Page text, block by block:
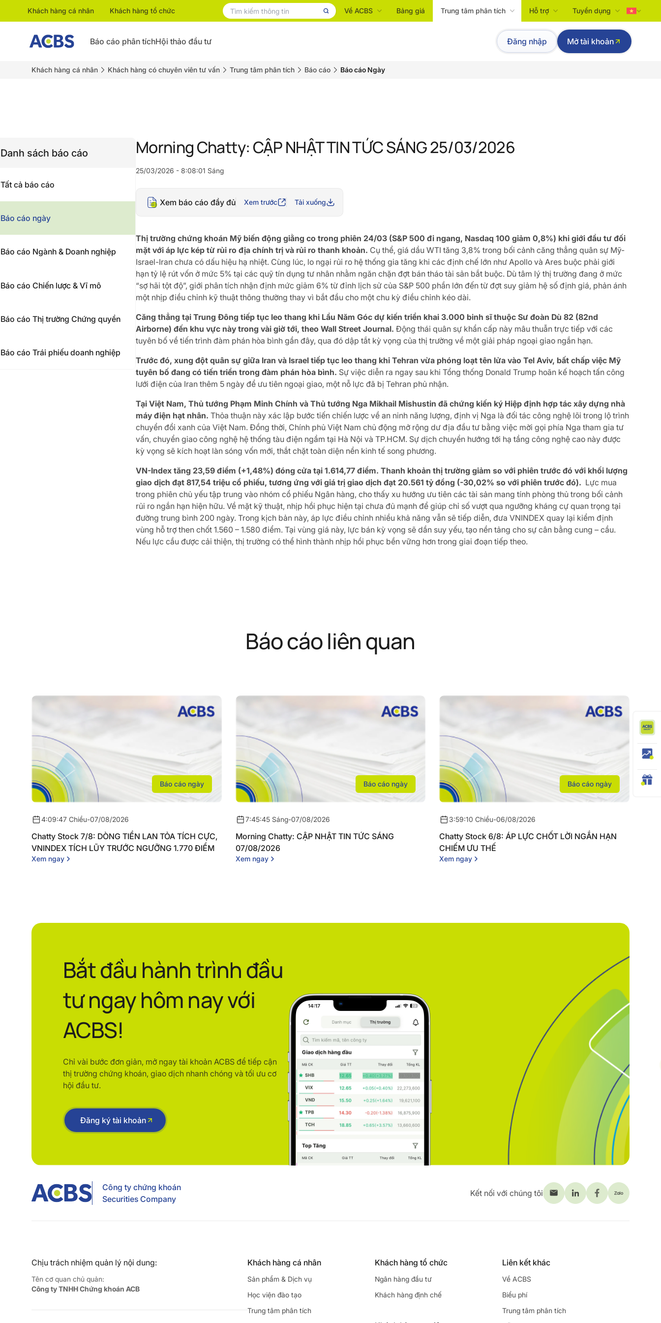
Khách hàng cá nhân Khách hàng tổ chức Về ACBS Bảng giá Trung tâm phân tích Hỗ trợ Tuyển dụng
Tiếng Việt
English
Báo cáo phân tíchHội thảo đầu tư Đăng nhập Mở tài khoản
Khách hàng cá nhân Khách hàng có chuyên viên tư vấn Trung tâm phân tích Báo cáo Báo cáo Ngày
Danh sách báo cáo
Tất cả báo cáo
Báo cáo ngày
Báo cáo Ngành & Doanh nghiệp
Báo cáo Chiến lược & Vĩ mô
Báo cáo Thị trường Chứng quyền
Báo cáo Trái phiếu doanh nghiệp
Morning Chatty: CẬP NHẬT TIN TỨC SÁNG 25/03/2026
25/03/2026 - 8:08:01 Sáng
Xem báo cáo đầy đủ Xem trước Tải xuống
Thị trường chứng khoán Mỹ biến động giằng co trong phiên 24/03 (S&P 500 đi ngang, Nasdaq 100 giảm 0,8%) khi giới đầu tư đối
mặt với áp lực kép từ rủi ro địa chính trị và rủi ro thanh khoản. Cụ thể, giá dầu WTI tăng 3,8% trong bối cảnh căng thẳng quân sự Mỹ-
Israel-Iran chưa có dấu hiệu hạ nhiệt. Cùng lúc, lo ngại rủi ro hệ thống gia tăng khi các định chế lớn như Apollo và Ares buộc phải giới
hạn tỷ lệ rút vốn ở mức 5% tại các quỹ tín dụng tư nhân nhằm ngăn chặn đợt bán tháo tài sản bắt buộc. Dù tâm lý thị trường đang ở mức
“sợ hãi tột độ”, giới phân tích nhận định mức giảm 6% từ đỉnh lịch sử của S&P 500 phần lớn đến từ đợt suy giảm hệ số định giá, phản ánh
một nhịp điều chỉnh kỹ thuật thông thường thay vì bắt đầu cho một chu kỳ điều chỉnh kéo dài.
Căng thẳng tại Trung Đông tiếp tục leo thang khi Lầu Năm Góc dự kiến triển khai 3.000 binh sĩ thuộc Sư đoàn Dù 82 (82nd
Airborne) đến khu vực này trong vài giờ tới, theo Wall Street Journal. Động thái quân sự khẩn cấp này mâu thuẫn trực tiếp với các
tuyên bố về tiến trình đàm phán hòa bình gần đây, qua đó dập tắt kỳ vọng của thị trường về một giải pháp ngoại giao ngắn hạn.
Trước đó, xung đột quân sự giữa Iran và Israel tiếp tục leo thang khi Tehran vừa phóng loạt tên lửa vào Tel Aviv, bất chấp việc Mỹ
tuyên bố đang có tiến triển trong đàm phán hòa bình. Sự việc diễn ra ngay sau khi Tổng thống Donald Trump hoãn kế hoạch tấn công
lưới điện của Iran thêm 5 ngày để ưu tiên ngoại giao, một nỗ lực đã bị Tehran phủ nhận.
Tại Việt Nam, Thủ tướng Phạm Minh Chính và Thủ tướng Nga Mikhail Mishustin đã chứng kiến ký Hiệp định hợp tác xây dựng nhà
máy điện hạt nhân. Thỏa thuận này xác lập bước tiến chiến lược về an ninh năng lượng, định vị Nga là đối tác công nghệ lõi trong lộ trình
chuyển đổi xanh của Việt Nam. Đồng thời, Chính phủ Việt Nam chủ động mở rộng dư địa đầu tư bằng việc mời gọi phía Nga tham gia tư
vấn, chuyển giao công nghệ hệ thống tàu điện ngầm tại Hà Nội và TP.HCM. Sự dịch chuyển hướng tới hạ tầng công nghệ cao này được
kỳ vọng sẽ kích hoạt làn sóng vốn mới, thắt chặt toàn diện nền kinh tế song phương.
VN-Index tăng 23,59 điểm (+1,48%) đóng cửa tại 1.614,77 điểm. Thanh khoản thị trường giảm so với phiên trước đó với khối lượng
giao dịch đạt 817,54 triệu cổ phiếu, tương ứng với giá trị giao dịch đạt 20.561 tỷ đồng (-30,02% so với phiên trước đó). Lực mua
trong phiên chủ yếu tập trung vào nhóm cổ phiếu Ngân hàng, cho thấy xu hướng ưu tiên các tài sản mang tính phòng thủ trong bối cảnh
rủi ro ngắn hạn hiện hữu. Về mặt kỹ thuật, nhịp hồi phục hiện tại chưa đủ mạnh để giúp chỉ số vượt qua ngưỡng kháng cự quan trọng tại
đường trung bình 200 ngày. Trong kịch bản này, áp lực điều chỉnh nhiều khả năng vẫn sẽ tiếp diễn, đưa VNINDEX quay lại kiểm định
vùng hỗ trợ then chốt 1.560 – 1.580 điểm. Tại vùng giá này, lực bán kỳ vọng sẽ dần suy yếu, tạo nền tảng cho sự cân bằng cung – cầu.
Nếu lực cầu được cải thiện, thị trường có thể hình thành nhịp hồi phục bền vững hơn trong giai đoạn tiếp theo.
Báo cáo liên quan
Báo cáo ngày
4:09:47 Chiều-07/08/2026
Chatty Stock 7/8: DÒNG TIỀN LAN TỎA TÍCH CỰC,
VNINDEX TÍCH LŨY TRƯỚC NGƯỠNG 1.770 ĐIỂM
Xem ngay
Báo cáo ngày
7:45:45 Sáng-07/08/2026
Morning Chatty: CẬP NHẬT TIN TỨC SÁNG
07/08/2026
Xem ngay
Báo cáo ngày
3:59:10 Chiều-06/08/2026
Chatty Stock 6/8: ÁP LỰC CHỐT LỜI NGẮN HẠN
CHIẾM ƯU THẾ
Xem ngay
Bắt đầu hành trình đầu
tư ngay hôm nay với
ACBS!
Chỉ vài bước đơn giản, mở ngay tài khoản ACBS để tiếp cận
thị trường chứng khoán, giao dịch nhanh chóng và tối ưu cơ
hội đầu tư.
Đăng ký tài khoản
Công ty chứng khoán
Securities Company
Kết nối với chúng tôi
Chịu trách nhiệm quản lý nội dung:
Tên cơ quan chủ quản:
Công ty TNHH Chứng khoán ACB
Khách hàng cá nhân
Sản phẩm & Dịch vụ
Học viện đào tạo
Trung tâm phân tích
Khách hàng tổ chức
Ngân hàng đầu tư
Khách hàng định chế
Liên kết khác
Về ACBS
Biểu phí
Trung tâm phân tích